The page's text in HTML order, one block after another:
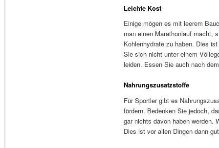
Leichte Kost
Einige mögen es mit leerem
man einen Marathonlauf macht,
Kohlenhydrate zu haben. Dies
Sie sich nicht unter einem
leiden. Essen Sie auch nach
Nahrungszusatzstoffe
Für Sportler gibt es
fördern. Bedenken Sie jedoch,
gar nichts davon haben werden.
Dies ist vor allen Dingen dann